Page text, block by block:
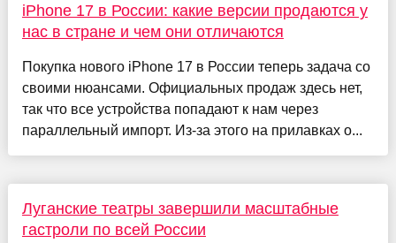
iPhone 17 в России: какие версии продаются у
нас в стране и чем они отличаются
Покупка нового iPhone 17 в России теперь задача со
своими нюансами. Официальных продаж здесь нет,
так что все устройства попадают к нам через
параллельный импорт. Из-за этого на прилавках о...
Луганские театры завершили масштабные
гастроли по всей России